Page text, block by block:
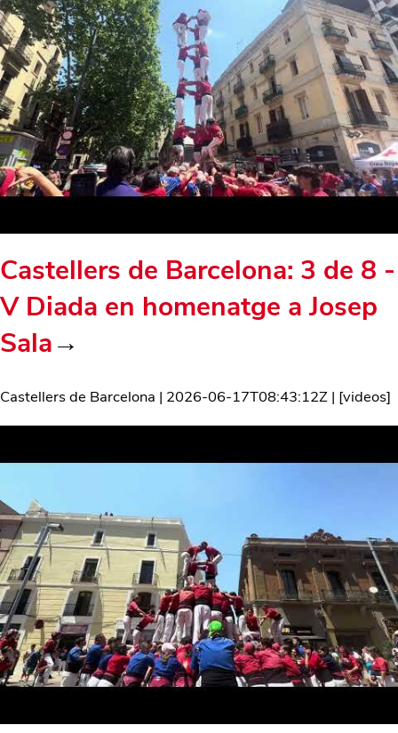
Castellers de Barcelona: 3 de 8 -
V Diada en homenatge a Josep
Sala→
Castellers de Barcelona | 2026-06-17T08:43:12Z | [videos]